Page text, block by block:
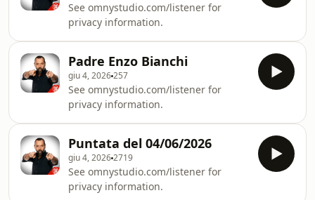
See omnystudio.com/listener for
privacy information.
Padre Enzo Bianchi
giu 4, 2026257
See omnystudio.com/listener for
privacy information.
Puntata del 04/06/2026
giu 4, 20262719
See omnystudio.com/listener for
privacy information.